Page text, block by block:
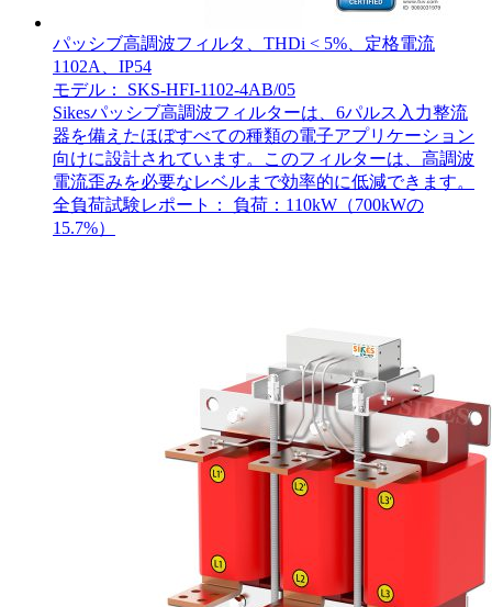
パッシブ高調波フィルタ、THDi < 5%、定格電流
1102A、IP54
モデル： SKS-HFI-1102-4AB/05
Sikesパッシブ高調波フィルターは、6パルス入力整流
器を備えたほぼすべての種類の電子アプリケーション
向けに設計されています。このフィルターは、高調波
電流歪みを必要なレベルまで効率的に低減できます。
全負荷試験レポート： 負荷：110kW（700kWの
15.7%）